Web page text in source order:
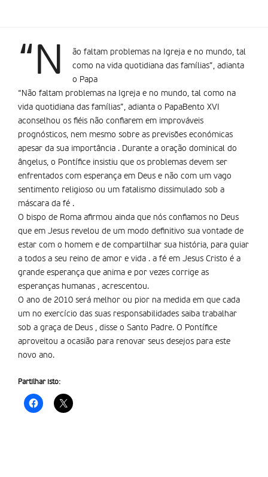
“N
ão faltam problemas na Igreja e no mundo, tal
como na vida quotidiana das famílias”, adianta
o Papa
“Não faltam problemas na Igreja e no mundo, tal como na
vida quotidiana das famílias”, adianta o PapaBento XVI
aconselhou os fiéis não confiarem em improváveis
prognósticos, nem mesmo sobre as previsões económicas
apesar da sua importância . Durante a oração dominical do
ângelus, o Pontífice insistiu que os problemas devem ser
enfrentados com esperança em Deus e não com um vago
sentimento religioso ou um fatalismo dissimulado sob a
máscara da fé .
O bispo de Roma afirmou ainda que nós confiamos no Deus
que em Jesus revelou de um modo definitivo sua vontade de
estar com o homem e de compartilhar sua história, para guiar
a todos a seu reino de amor e vida . a fé em Jesus Cristo é a
grande esperança que anima e por vezes corrige as
esperanças humanas , acrescentou.
O ano de 2010 será melhor ou pior na medida em que cada
um no exercício das suas responsabilidades saiba trabalhar
sob a graça de Deus , disse o Santo Padre. O Pontífice
aproveitou a ocasião para renovar seus desejos para este
novo ano.
Partilhar isto: